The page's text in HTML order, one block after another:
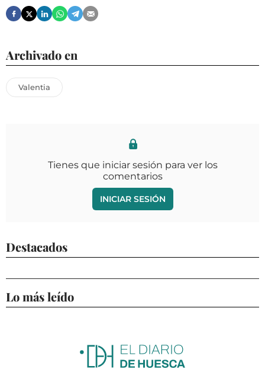
Archivado en
Valentia
Tienes que iniciar sesión para ver los
comentarios
INICIAR SESIÓN
Destacados
Lo más leído